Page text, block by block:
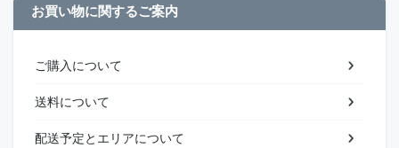
お買い物に関するご案内
ご購入について
送料について
配送予定とエリアについて